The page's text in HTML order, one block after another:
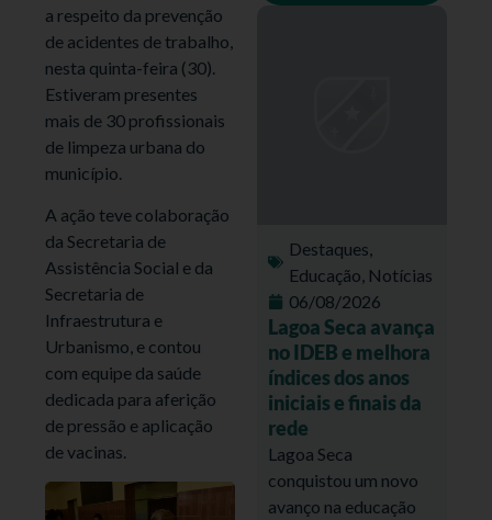
a respeito da prevenção
de acidentes de trabalho,
nesta quinta-feira (30).
Estiveram presentes
mais de 30 profissionais
de limpeza urbana do
município.
A ação teve colaboração
da Secretaria de
Assistência Social e da
Secretaria de
Infraestrutura e
Urbanismo, e contou
com equipe da saúde
dedicada para aferição
de pressão e aplicação
de vacinas.
Destaques,
Educação, Notícias
06/08/2026
Lagoa Seca avança
no IDEB e melhora
índices dos anos
iniciais e finais da
rede
Lagoa Seca
conquistou um novo
avanço na educação